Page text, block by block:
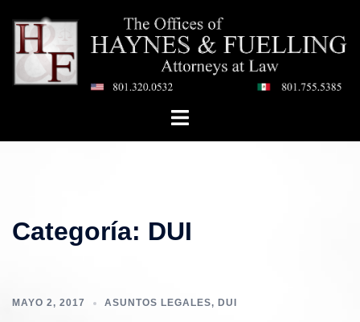
contenido
Toggle
Categoría: DUI
MAYO 2, 2017 ASUNTOS LEGALES, DUI